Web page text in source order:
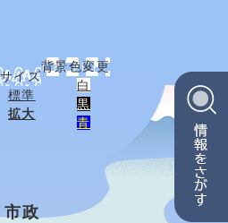
イズ
標準
拡大
背景色変更
白
黒
青
市政